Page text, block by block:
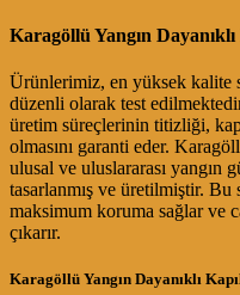
Karagöllü Yangın
Ürünlerimiz, en yüksek kalite
düzenli olarak test
üretim süreçlerinin titizliği,
olmasını garanti eder.
ulusal ve uluslararası yangın
tasarlanmış ve üretilmiştir. Bu
maksimum koruma sağlar ve
çıkarır.
Karagöllü Yangın Dayanıklı